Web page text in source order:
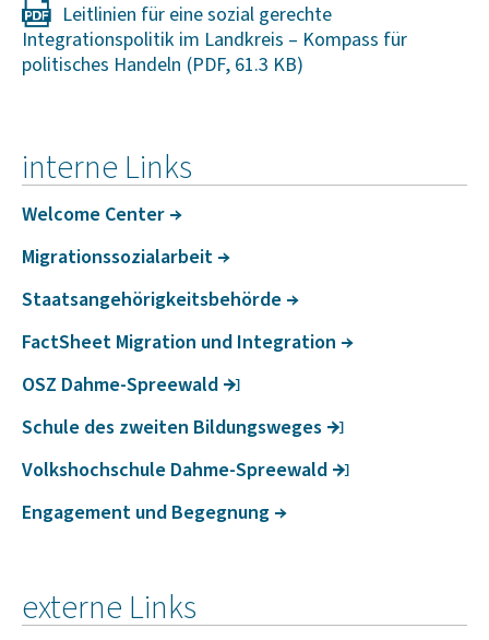
Leitlinien für eine sozial gerechte
Integrationspolitik im Landkreis – Kompass für
politisches Handeln
interne Links
Welcome Center
Migra­ti­ons­so­zi­a­l­a­r­beit
Staats­an­ge­hö­rig­keits­be­hörde
FactS­heet Migra­tion und Inte­gra­tion
OSZ Dahme-Spree­wald
Schule des zweiten Bildungs­weges
Volks­hoch­schule Dahme-Spree­wald
Enga­ge­ment und Begeg­nung
externe Links